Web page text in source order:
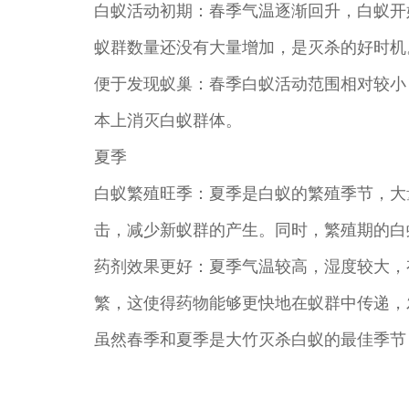
白蚁活动初期：春季气温逐渐回升，白蚁
蚁群数量还没有大量增加，是灭杀的好时
便于发现蚁巢：春季白蚁活动范围相对较
本上消灭白蚁群体。
夏季
白蚁繁殖旺季：夏季是白蚁的繁殖季节，
击，减少新蚁群的产生。同时，繁殖期的
药剂效果更好：夏季气温较高，湿度较大
繁，这使得药物能够更快地在蚁群中传递
虽然春季和夏季是大竹灭杀白蚁的最佳季